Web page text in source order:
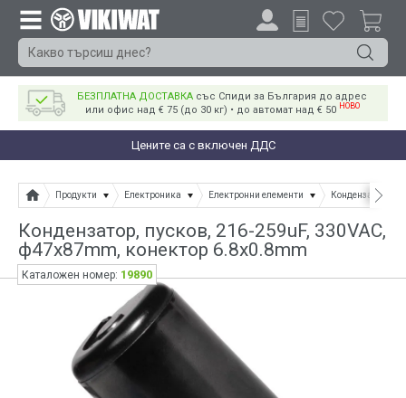
БЕЗПЛАТНА ДОСТАВКА със Спиди за България до адрес
или офис над € 75 (до 30 кг) • до автомат над € 50 НОВО
Цените са с включен ДДС
Продукти Електроника Електронни елементи Кондензатори
Кондензатор, пусков, 216-259uF, 330VAC,
ф47x87mm, конектор 6.8x0.8mm
Каталожен номер: 19890